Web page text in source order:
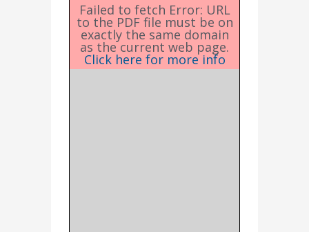
Failed to fetch Error: URL
to the PDF file must be on
exactly the same domain
as the current web page.
Click here for more info